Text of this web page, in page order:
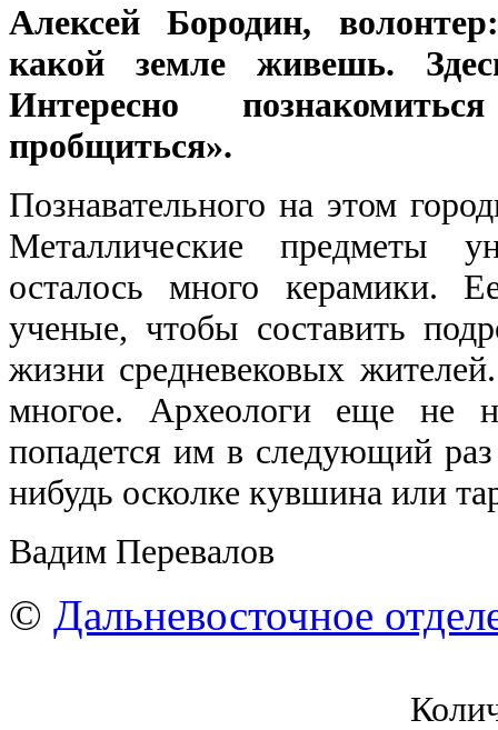
Алексей Бородин,
какой земле живешь.
Интересно
пробщиться».
Познавательного на этом
Металлические предметы
осталось много керамики.
ученые, чтобы составить
жизни средневековых
многое. Археологи еще не
попадется им в следующий
нибудь осколке кувшина или
Вадим Перевалов
© Дальневосточное